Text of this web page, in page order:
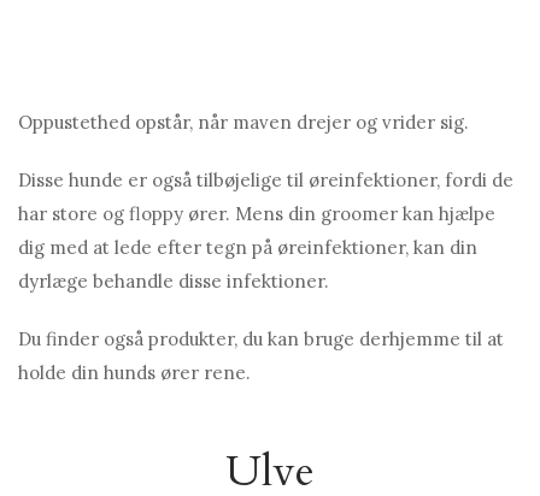
Oppustethed opstår, når maven drejer og vrider sig.
Disse hunde er også tilbøjelige til øreinfektioner, fordi de
har store og floppy ører. Mens din groomer kan hjælpe
dig med at lede efter tegn på øreinfektioner, kan din
dyrlæge behandle disse infektioner.
Du finder også produkter, du kan bruge derhjemme til at
holde din hunds ører rene.
Ulve